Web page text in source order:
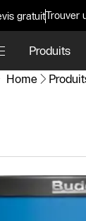
gratuitTrouver
Produits
Home